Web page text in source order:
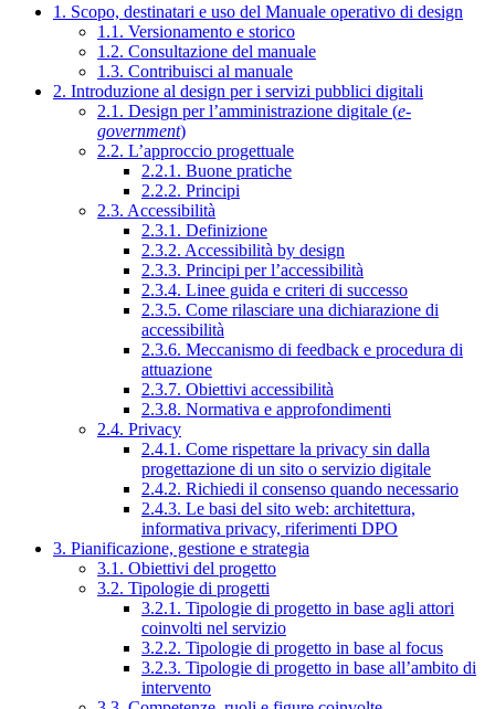
1. Scopo, destinatari e uso del Manuale operativo di design
1.1. Versionamento e storico
1.2. Consultazione del manuale
1.3. Contribuisci al manuale
2. Introduzione al design per i servizi pubblici digitali
2.1. Design per l’amministrazione digitale (e-
government)
2.2. L’approccio progettuale
2.2.1. Buone pratiche
2.2.2. Principi
2.3. Accessibilità
2.3.1. Definizione
2.3.2. Accessibilità by design
2.3.3. Principi per l’accessibilità
2.3.4. Linee guida e criteri di successo
2.3.5. Come rilasciare una dichiarazione di
accessibilità
2.3.6. Meccanismo di feedback e procedura di
attuazione
2.3.7. Obiettivi accessibilità
2.3.8. Normativa e approfondimenti
2.4. Privacy
2.4.1. Come rispettare la privacy sin dalla
progettazione di un sito o servizio digitale
2.4.2. Richiedi il consenso quando necessario
2.4.3. Le basi del sito web: architettura,
informativa privacy, riferimenti DPO
3. Pianificazione, gestione e strategia
3.1. Obiettivi del progetto
3.2. Tipologie di progetti
3.2.1. Tipologie di progetto in base agli attori
coinvolti nel servizio
3.2.2. Tipologie di progetto in base al focus
3.2.3. Tipologie di progetto in base all’ambito di
intervento